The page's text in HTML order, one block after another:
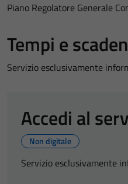
Piano Regolatore Generale
Tempi e
Servizio esclusivamente
Accedi al
Non digitale
Servizio esclusivamente